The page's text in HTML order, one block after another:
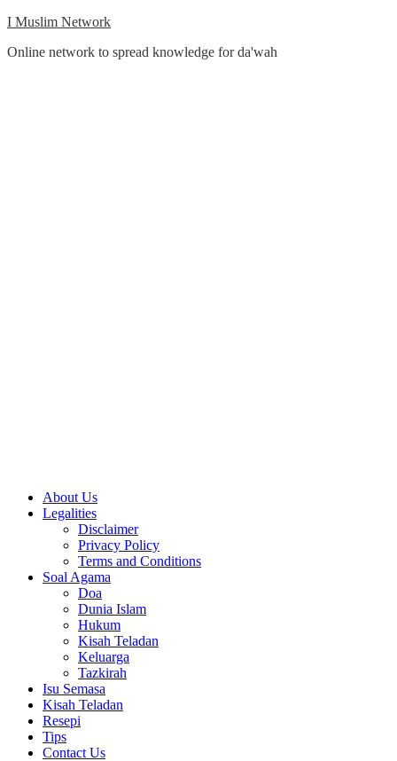
Skip
content
I Muslim Network
Online network to spread knowledge for da'wah
Close
Menu
About Us
Legalities
Disclaimer
Privacy Policy
Terms and Conditions
Soal Agama
Doa
Dunia Islam
Hukum
Kisah Teladan
Keluarga
Tazkirah
Isu Semasa
Kisah Teladan
Resepi
Tips
Contact Us